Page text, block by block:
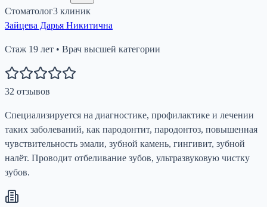
Стоматолог3 клиник
Зайцева Дарья Никитична
Стаж 19 лет • Врач высшей категории
32 отзывов
Специализируется на диагностике, профилактике и лечении
таких заболеваний, как пародонтит, пародонтоз, повышенная
чувствительность эмали, зубной камень, гингивит, зубной
налёт. Проводит отбеливание зубов, ультразвуковую чистку
зубов.